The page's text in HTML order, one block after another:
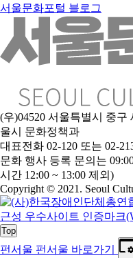
서울문화포털 블로그
(우)04520 서울특별시 중구
울시 문화정책과
대표전화 02-120 또는 02-
문화 행사 등록 문의는
시간 12:00 ~ 13:00 제외)
Copyright © 2021. Seoul
Top
펀서울 펀서울 바로가기